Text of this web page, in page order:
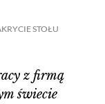
STOŁU
z firmą
świecie